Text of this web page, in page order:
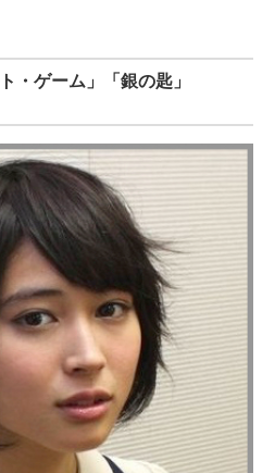
・ゲーム」「銀の匙」